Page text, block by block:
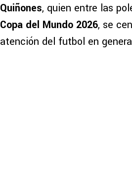
Quiñones, quien entre las
Copa del Mundo 2026, se
atención del futbol en